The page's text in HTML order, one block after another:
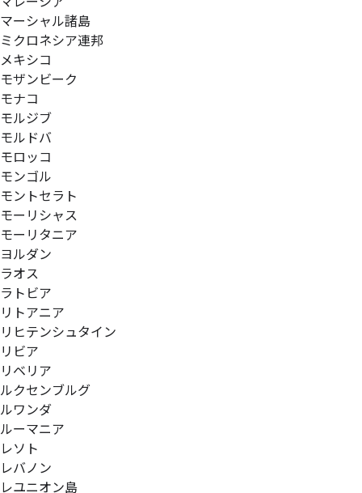
マーシャル諸島
ミクロネシア連邦
メキシコ
モザンビーク
モナコ
モルジブ
モルドバ
モロッコ
モンゴル
モントセラト
モーリシャス
モーリタニア
ヨルダン
ラオス
ラトビア
リトアニア
リヒテンシュタイン
リビア
リベリア
ルクセンブルグ
ルワンダ
ルーマニア
レソト
レバノン
レユニオン島